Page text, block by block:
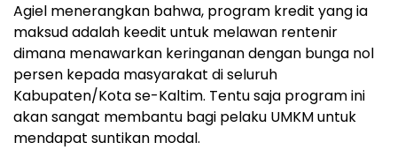
Agiel menerangkan bahwa, program kredit yang ia
maksud adalah keedit untuk melawan rentenir
dimana menawarkan keringanan dengan bunga nol
persen kepada masyarakat di seluruh
Kabupaten/Kota se-Kaltim. Tentu saja program ini
akan sangat membantu bagi pelaku UMKM untuk
mendapat suntikan modal.